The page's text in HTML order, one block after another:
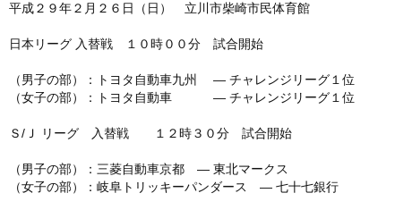
平成２９年２月２６日（日） 立川市柴崎市民体育館
日本リーグ 入替戦 １０時００分 試合開始
（男子の部）：トヨタ自動車九州 ― チャレンジリーグ１位
（女子の部）：トヨタ自動車 ― チャレンジリーグ１位
Ｓ/Ｊ リーグ 入替戦 １２時３０分 試合開始
（男子の部）：三菱自動車京都 ― 東北マークス
（女子の部）：岐阜トリッキーパンダース ― 七十七銀行